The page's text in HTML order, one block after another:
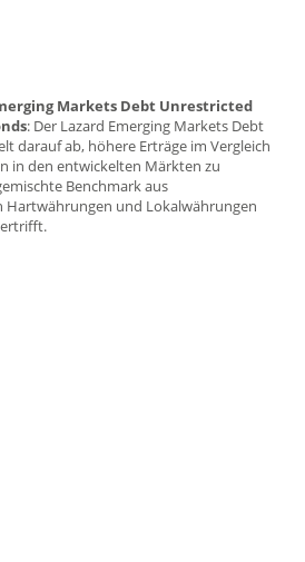
Markets Debt Unrestricted
: Der Lazard Emerging Markets Debt
darauf ab, höhere Erträge im Vergleich
in den entwickelten Märkten zu
Benchmark aus
Hartwährungen und Lokalwährungen